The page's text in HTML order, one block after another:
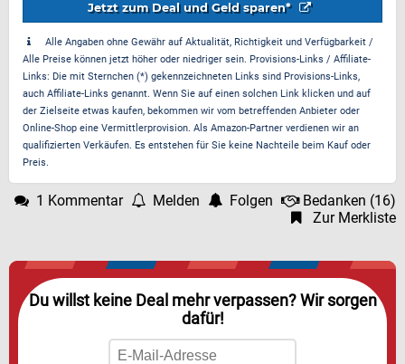
Jetzt zum Deal und Geld sparen*
Alle Angaben ohne Gewähr auf Aktualität, Richtigkeit und Verfügbarkeit /
Alle Preise können jetzt höher oder niedriger sein. Provisions-Links / Affiliate-
Links: Die mit Sternchen (*) gekennzeichneten Links sind Provisions-Links,
auch Affiliate-Links genannt. Wenn Sie auf einen solchen Link klicken und auf
der Zielseite etwas kaufen, bekommen wir vom betreffenden Anbieter oder
Online-Shop eine Vermittlerprovision. Als Amazon-Partner verdienen wir an
qualifizierten Verkäufen. Es entstehen für Sie keine Nachteile beim Kauf oder
Preis.
1 Kommentar Melden Folgen Bedanken (16)
Zur Merkliste
Du willst keine Deal mehr verpassen? Wir sorgen
dafür!